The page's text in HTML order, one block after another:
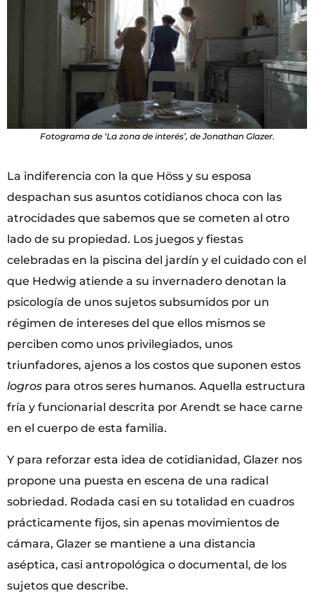
Fotograma de ‘La zona de interés’, de Jonathan Glazer.
La indiferencia con la que Höss y su esposa
despachan sus asuntos cotidianos choca con las
atrocidades que sabemos que se cometen al otro
lado de su propiedad. Los juegos y fiestas
celebradas en la piscina del jardín y el cuidado con el
que Hedwig atiende a su invernadero denotan la
psicología de unos sujetos subsumidos por un
régimen de intereses del que ellos mismos se
perciben como unos privilegiados, unos
triunfadores, ajenos a los costos que suponen estos
logros para otros seres humanos. Aquella estructura
fría y funcionarial descrita por Arendt se hace carne
en el cuerpo de esta familia.
Y para reforzar esta idea de cotidianidad, Glazer nos
propone una puesta en escena de una radical
sobriedad. Rodada casi en su totalidad en cuadros
prácticamente fijos, sin apenas movimientos de
cámara, Glazer se mantiene a una distancia
aséptica, casi antropológica o documental, de los
sujetos que describe.